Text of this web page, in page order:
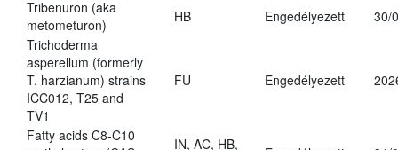
Tribenuron (aka
metometuron)
HB Engedélyezett
30/
Trichoderma
asperellum (formerly
T. harzianum) strains
ICC012, T25 and
TV1
FU Engedélyezett
Fatty acids C8-C10
IN, AC, HB,